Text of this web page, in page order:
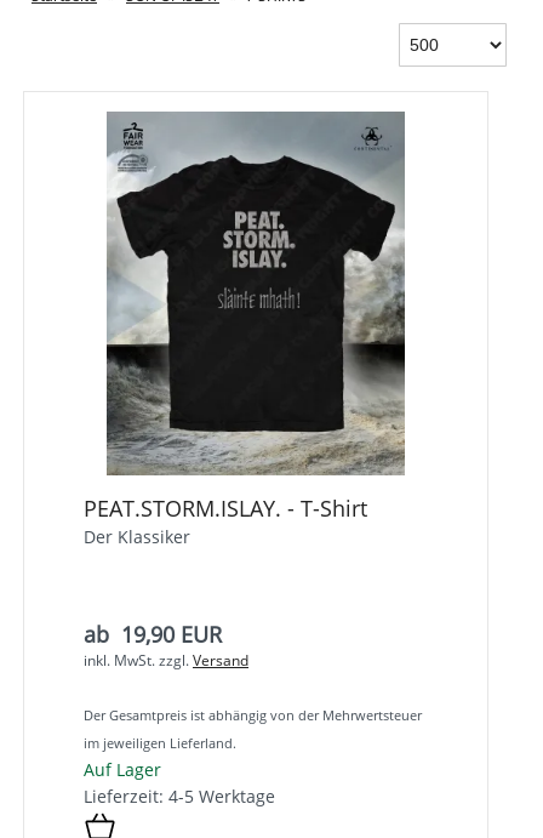
PEAT.STORM.ISLAY. - T-Shirt
Der Klassiker
ab 19,90 EUR
inkl. MwSt.zzgl.Versand
Der Gesamtpreis ist abhängig von der Mehrwertsteuer
im jeweiligen Lieferland.
Auf Lager
Lieferzeit: 4-5 Werktage